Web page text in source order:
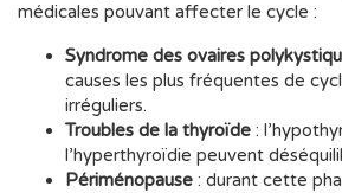
médicales pouvant affecter le cycle :
Syndrome des ovaires
causes les plus fréquentes de
irréguliers.
Troubles de la thyroïde :
l’hyperthyroïdie peuvent
Périménopause : durant cette